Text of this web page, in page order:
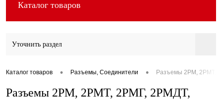
Каталог товаров
Уточнить раздел
Каталог товаров • Разъемы, Соединители • Разъемы 2РМ, 2РМТ,
Разъемы 2РМ, 2РМТ, 2РМГ, 2РМДТ,